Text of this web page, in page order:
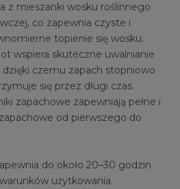
z mieszanki wosku roślinnego
co zapewnia czyste i
topienie się wosku.
wspiera skuteczne uwalnianie
czemu zapach stopniowo
się przez długi czas.
zapachowe zapewniają pełne i
od pierwszego do
do około 20–30 godzin
użytkowania.